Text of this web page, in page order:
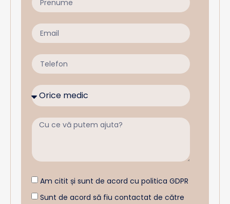
Am citit și sunt de acord cu politica GDPR
Sunt de acord să fiu contactat de către